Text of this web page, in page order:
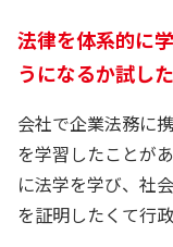
法律を体系的に
うになるか試し
会社で企業法務に
を学習したことが
に法学を学び、社
を証明したくて行